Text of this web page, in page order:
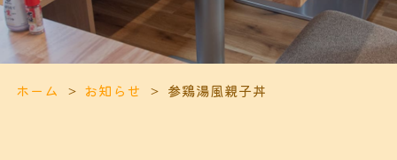
ホーム お知らせ 参鶏湯風親子丼